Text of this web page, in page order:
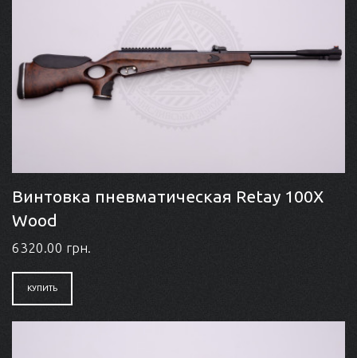
Винтовка пневматическая Retay 100X
Wood
6320.00 грн.
КУПИТЬ